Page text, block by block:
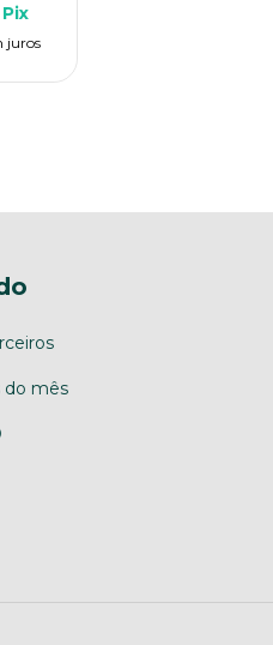
Pix
juros
do mês